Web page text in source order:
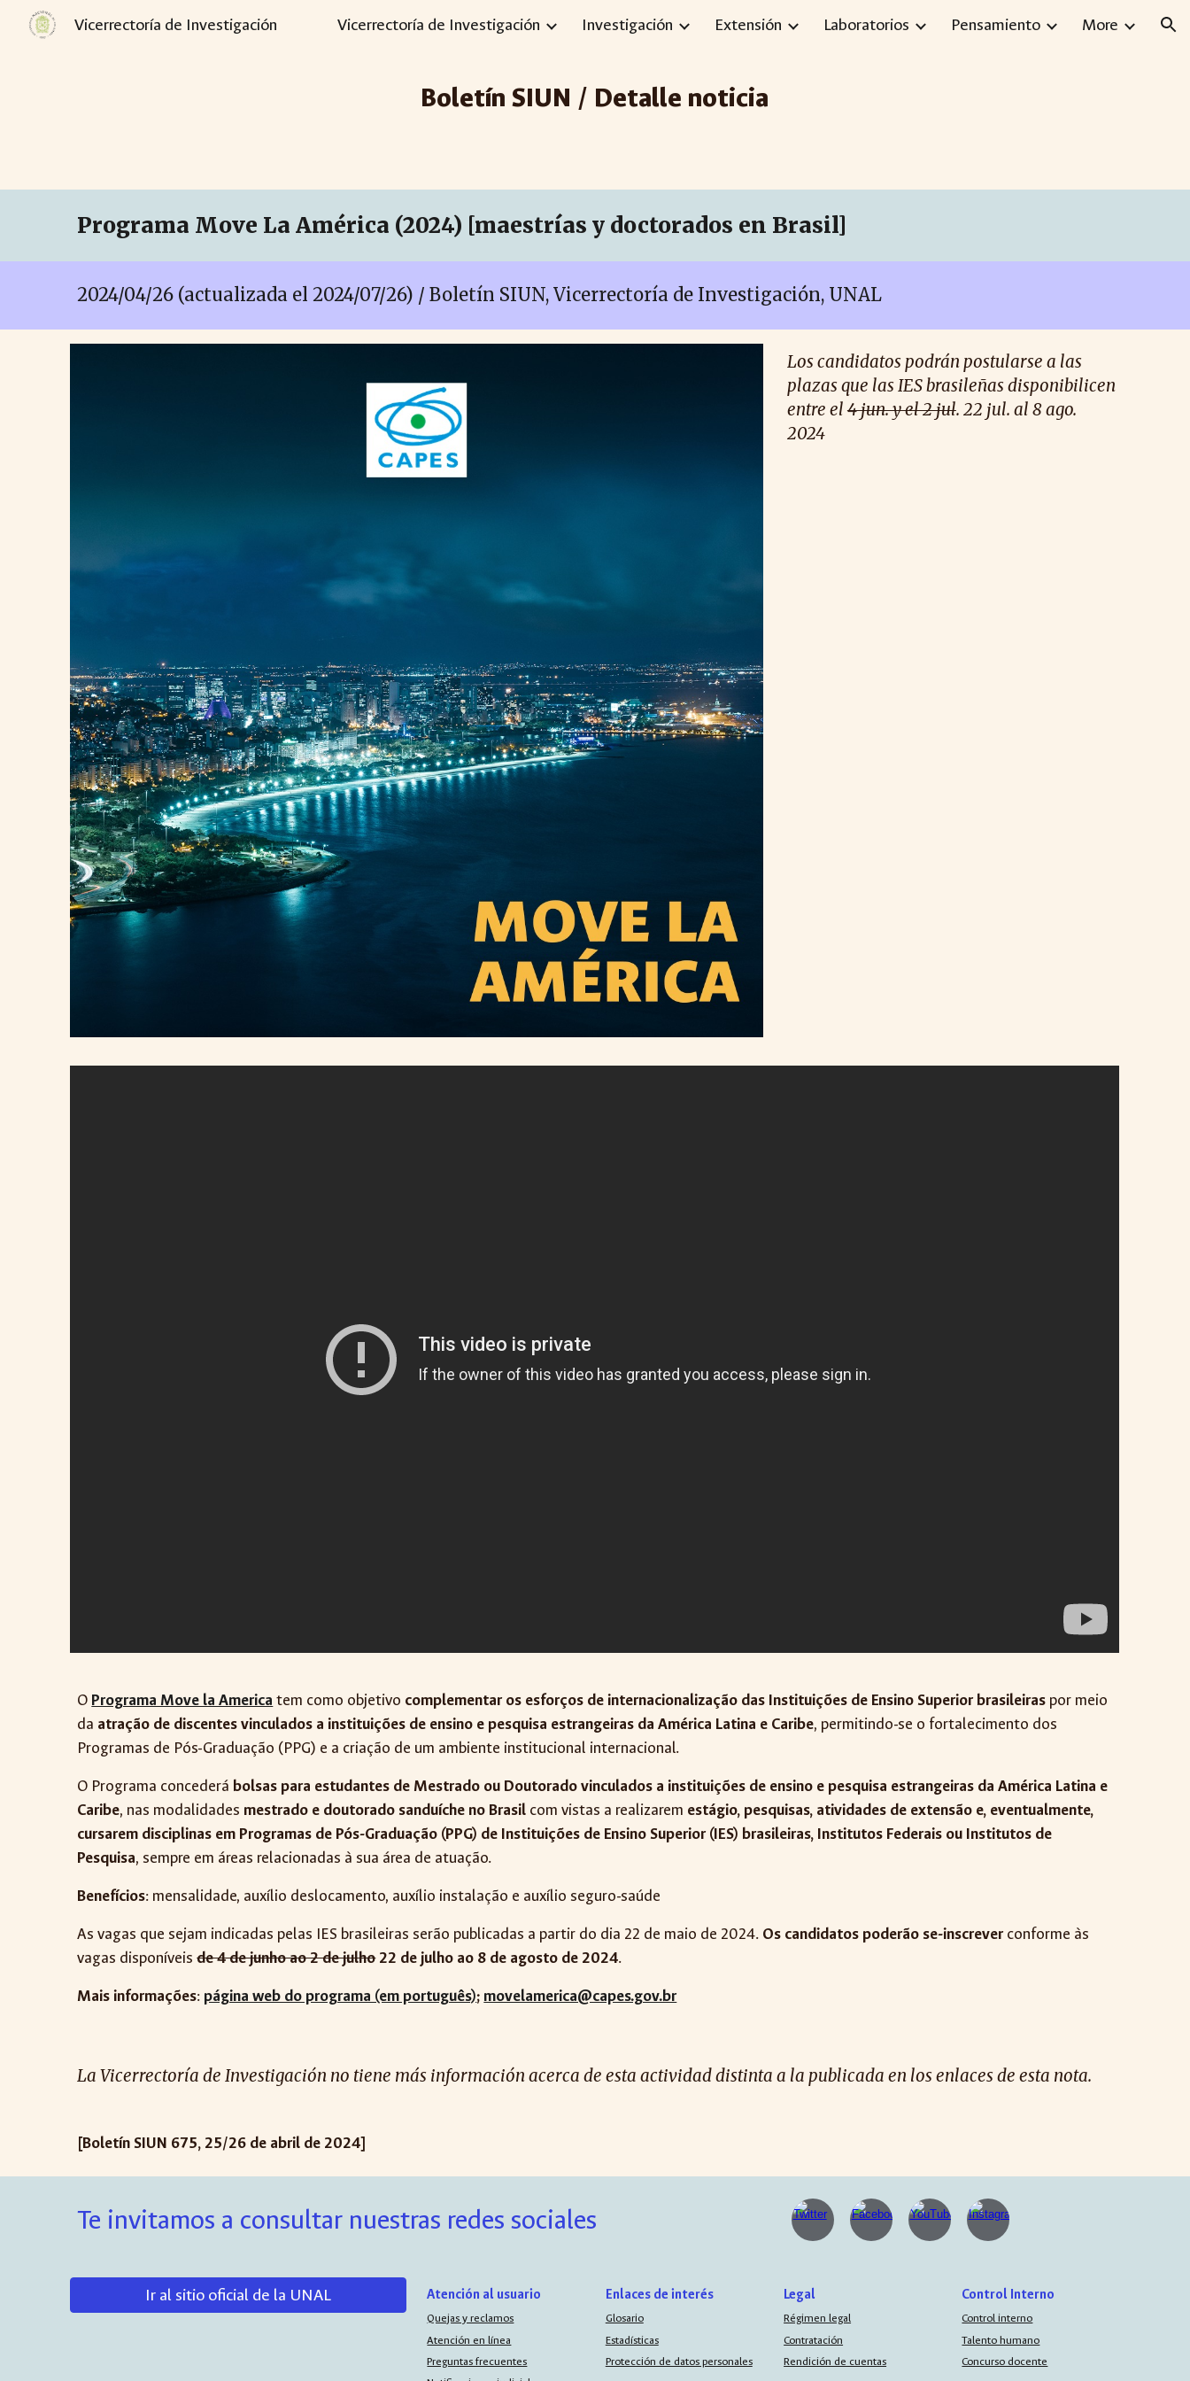
Skip to main content Skip to navigation
Vicerrectoría de Investigación Vicerrectoría de Investigación Investigación Extensión Laboratorios Pensamiento More
Boletín SIUN / Detalle noticia
Programa Move La América (2024) [maestrías y doctorados en Brasil]
2024/04/26 (actualizada el 2024/07/26) / Boletín SIUN, Vicerrectoría de Investigación, UNAL
Los candidatos podrán postularse a las
plazas que las IES brasileñas disponibilicen
entre el4 jun. y el 2 jul. 22 jul. al 8 ago.
2024
O Programa Move la America tem como objetivo complementar os esforços de internacionalização das Instituições de Ensino Superior brasileiras por meio
da atração de discentes vinculados a instituições de ensino e pesquisa estrangeiras da América Latina e Caribe, permitindo-se o fortalecimento dos
Programas de Pós-Graduação (PPG) e a criação de um ambiente institucional internacional.
O Programa concederá bolsas para estudantes de Mestrado ou Doutorado vinculados a instituições de ensino e pesquisa estrangeiras da América Latina e
Caribe, nas modalidades mestrado e doutorado sanduíche no Brasil com vistas a realizarem estágio, pesquisas, atividades de extensão e, eventualmente,
cursarem disciplinas em Programas de Pós-Graduação (PPG) de Instituições de Ensino Superior (IES) brasileiras, Institutos Federais ou Institutos de
Pesquisa, sempre em áreas relacionadas à sua área de atuação.
Benefícios: mensalidade, auxílio deslocamento, auxílio instalação e auxílio seguro-saúde
As vagas que sejam indicadas pelas IES brasileiras serão publicadas a partir do dia 22 de maio de 2024. Os candidatos poderão se-inscreverconforme às
vagas disponíveisde 4 de junho ao 2 de julho22 de julho ao 8 de agosto de 2024.
Maisinformações: página web do programa (em português); movelamerica@capes.gov.br
La Vicerrectoría de Investigación no tiene más información acerca de esta actividad distinta a la publicada en los enlaces de esta nota.
[Boletín SIUN 675, 25/26 de abril de 2024]
Te invitamos a consultar nuestras redes sociales
Ir al sitio oficial de la UNAL Atención al usuario
Quejas y reclamos
Atención en línea
Preguntas frecuentes
Enlaces de interés
Glosario
Estadísticas
Protección de datos personales
Legal
Régimen legal
Contratación
Rendición de cuentas
Control Interno
Control interno
Talento humano
Concurso docente